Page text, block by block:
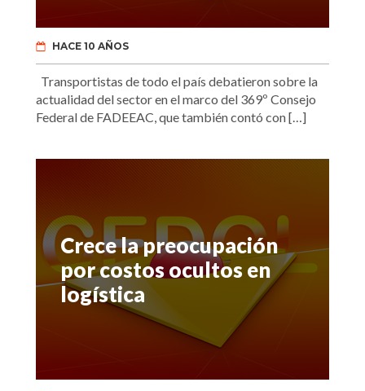
HACE 10 AÑOS
Transportistas de todo el país debatieron sobre la
actualidad del sector en el marco del 369º Consejo
Federal de FADEEAC, que también contó con […]
Crece la preocupación
por costos ocultos en
logística